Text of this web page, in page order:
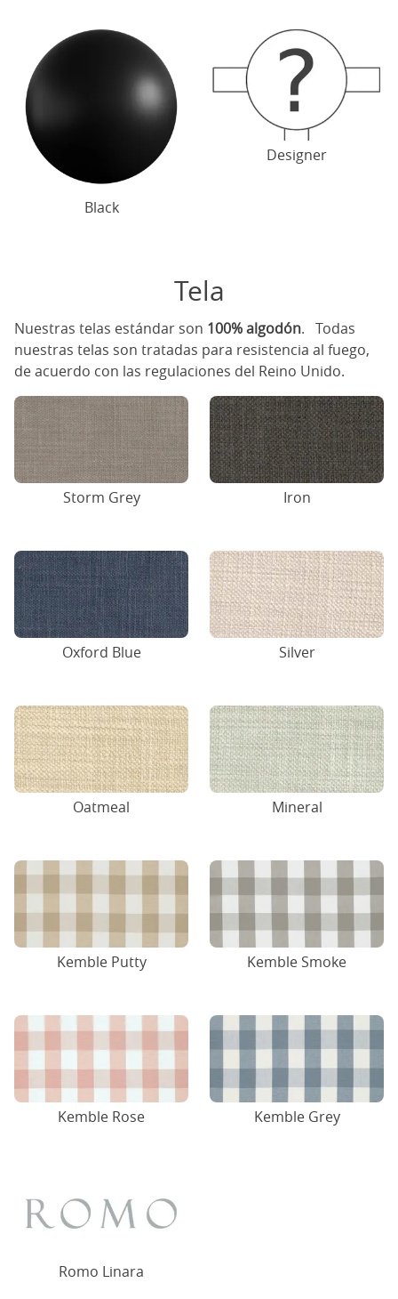
Black
Designer
Tela
Nuestras telas estándar son 100% algodón. Todas
nuestras telas son tratadas para resistencia al fuego,
de acuerdo con las regulaciones del Reino Unido.
Storm Grey Iron
Oxford Blue Silver
Oatmeal Mineral
Kemble Putty Kemble Smoke
Kemble Rose Kemble Grey
Romo Linara